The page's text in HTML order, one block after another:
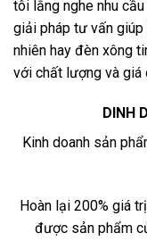
tôi lắng nghe nhu
giải pháp tư vấn
nhiên hay đèn xông
với chất lượng và giá
DINH
Kinh doanh sản
Hoàn lại 200% giá
được sản phẩm